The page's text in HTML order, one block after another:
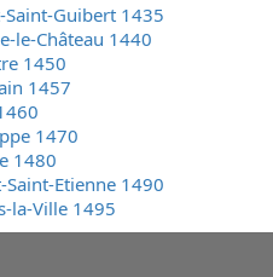
Guibert 1435
le-Château 1440
1450
1457
1470
1480
Etienne 1490
la-Ville 1495